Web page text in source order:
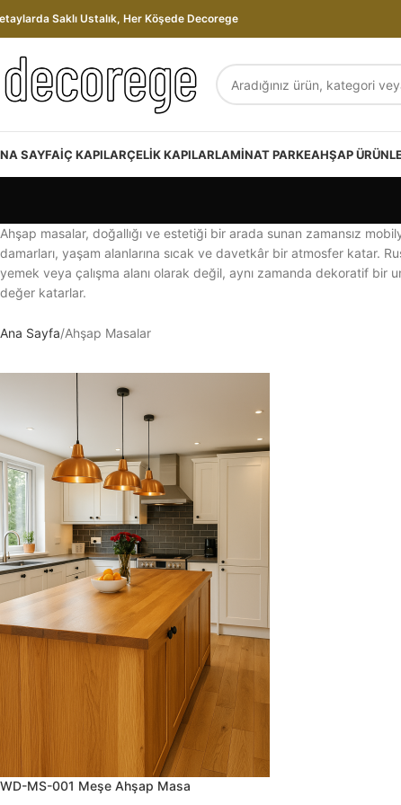
Saklı Ustalık, Her Köşede Decorege
SAYFAİÇ KAPILARÇELIK KAPILARLAMINAT PARKEAHŞAP
Ahşap masalar, doğallığı ve estetiği bir arada sunan zamansız
damarları, yaşam alanlarına sıcak ve davetkâr bir atmosfer katar.
yemek veya çalışma alanı olarak değil, aynı zamanda dekoratif
değer katarlar.
Ana Sayfa Ahşap Masalar
WD-MS-001 Meşe Ahşap Masa